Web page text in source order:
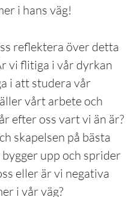
i hans väg!
reflektera över detta
vi flitiga i vår dyrkan
i att studera vår
vårt arbete och
efter oss vart vi än är?
skapelsen på bästa
upp och sprider
eller är vi negativa
i vår väg?